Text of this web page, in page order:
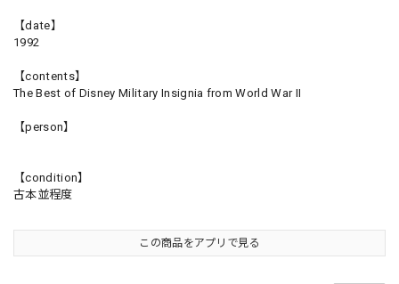
【date】
1992
【contents】
The Best of Disney Military Insignia from World War II
【person】
【condition】
古本並程度
この商品をアプリで見る